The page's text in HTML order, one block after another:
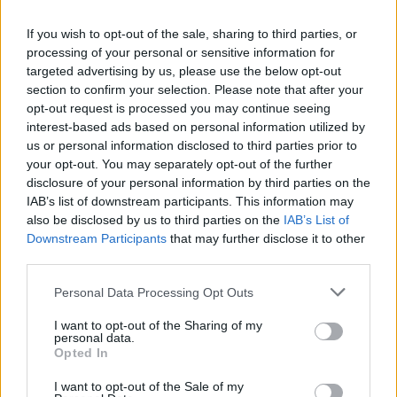
If you wish to opt-out of the sale, sharing to third parties, or
processing of your personal or sensitive information for
targeted advertising by us, please use the below opt-out
section to confirm your selection. Please note that after your
opt-out request is processed you may continue seeing
interest-based ads based on personal information utilized by
us or personal information disclosed to third parties prior to
your opt-out. You may separately opt-out of the further
disclosure of your personal information by third parties on the
IAB’s list of downstream participants. This information may
also be disclosed by us to third parties on the IAB’s List of
Downstream Participants that may further disclose it to other
Personal Data Processing Opt Outs
I want to opt-out of the Sharing of my
personal data.
Opted In
I want to opt-out of the Sale of my
Drukke transferzomer in
Rotterdam
Ferri is niet de enige naam die momenteel rondzingt in De